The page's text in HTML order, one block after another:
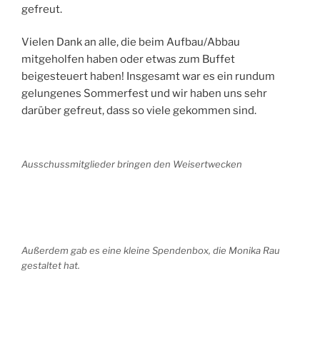
gefreut.
Vielen Dank an alle, die beim Aufbau/Abbau
mitgeholfen haben oder etwas zum Buffet
beigesteuert haben! Insgesamt war es ein rundum
gelungenes Sommerfest und wir haben uns sehr
darüber gefreut, dass so viele gekommen sind.
Ausschussmitglieder bringen den Weisertwecken
Außerdem gab es eine kleine Spendenbox, die Monika Rau
gestaltet hat.